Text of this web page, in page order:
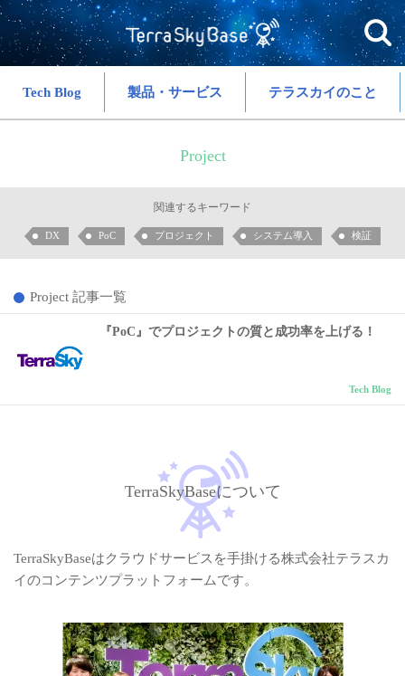
Tech Blog 製品・サービス テラスカイのこと
Project
関連するキーワード
DX PoC プロジェクト システム導入 検証
Project 記事一覧
『PoC』でプロジェクトの質と成功率を上げる！
Tech Blog
TerraSkyBaseについて
TerraSkyBaseはクラウドサービスを手掛ける株式会社テラスカ
イのコンテンツプラットフォームです。